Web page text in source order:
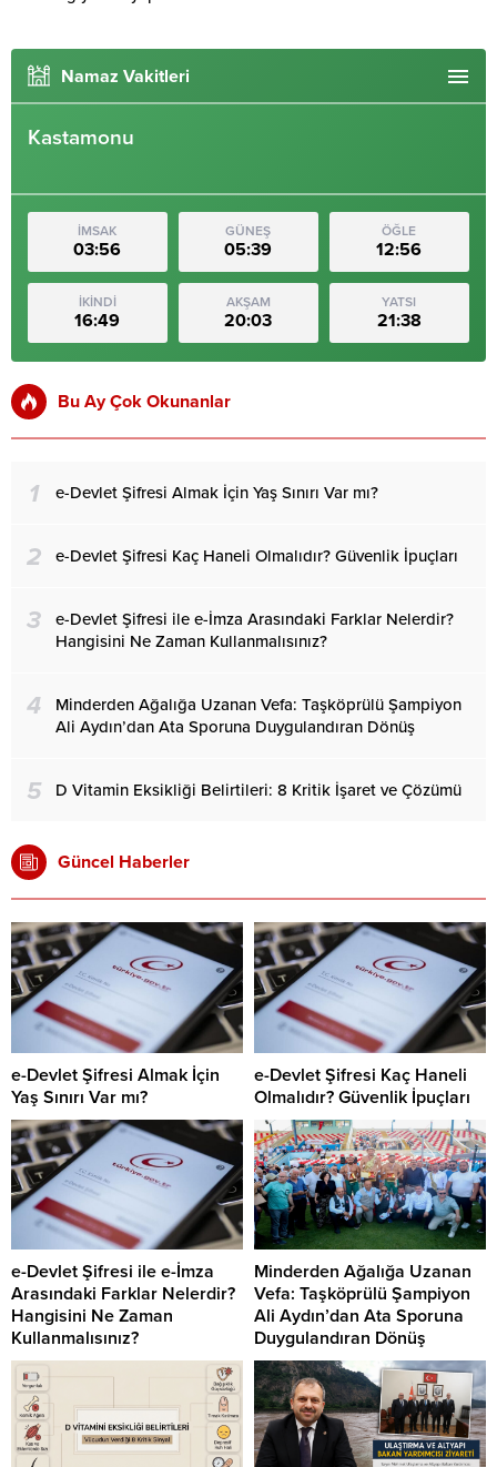
Namaz Vakitleri
Kastamonu
İMSAK
03:56
GÜNEŞ
05:39
ÖĞLE
12:56
İKİNDİ
16:49
AKŞAM
20:03
YATSI
21:38
Bu Ay Çok Okunanlar
1 e-Devlet Şifresi Almak İçin Yaş Sınırı Var mı?
2 e-Devlet Şifresi Kaç Haneli Olmalıdır? Güvenlik İpuçları
3
e-Devlet Şifresi ile e-İmza Arasındaki Farklar Nelerdir?
Hangisini Ne Zaman Kullanmalısınız?
4
Minderden Ağalığa Uzanan Vefa: Taşköprülü Şampiyon
Ali Aydın’dan Ata Sporuna Duygulandıran Dönüş
5 D Vitamin Eksikliği Belirtileri: 8 Kritik İşaret ve Çözümü
Güncel Haberler
e-Devlet Şifresi Almak İçin
Yaş Sınırı Var mı?
e-Devlet Şifresi Kaç Haneli
Olmalıdır? Güvenlik İpuçları
e-Devlet Şifresi ile e-İmza
Arasındaki Farklar Nelerdir?
Hangisini Ne Zaman
Kullanmalısınız?
Minderden Ağalığa Uzanan
Vefa: Taşköprülü Şampiyon
Ali Aydın’dan Ata Sporuna
Duygulandıran Dönüş